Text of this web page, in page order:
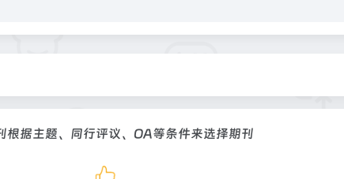
据主题、同行评议、OA等条件来选择期刊